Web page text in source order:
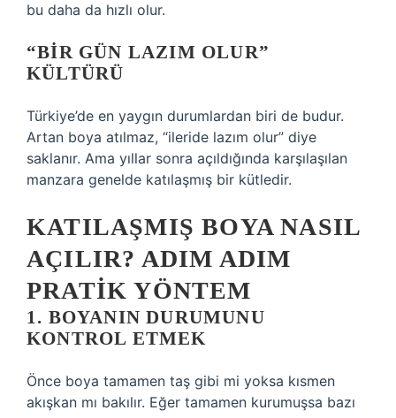
bu daha da hızlı olur.
“BIR GÜN LAZIM OLUR”
KÜLTÜRÜ
Türkiye’de en yaygın durumlardan biri de budur.
Artan boya atılmaz, “ileride lazım olur” diye
saklanır. Ama yıllar sonra açıldığında karşılaşılan
manzara genelde katılaşmış bir kütledir.
KATILAŞMIŞ BOYA NASIL
AÇILIR? ADIM ADIM
PRATIK YÖNTEM
1. BOYANIN DURUMUNU
KONTROL ETMEK
Önce boya tamamen taş gibi mi yoksa kısmen
akışkan mı bakılır. Eğer tamamen kurumuşsa bazı